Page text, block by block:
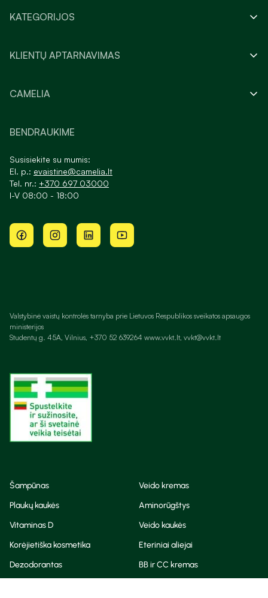
KATEGORIJOS
KLIENTŲ APTARNAVIMAS
CAMELIA
BENDRAUKIME
Susisiekite su mumis:
El. p.: evaistine@camelia.lt
Tel. nr.: +370 697 03000
I-V 08:00 - 18:00
Valstybinė vaistų kontrolės tarnyba prie Lietuvos Respublikos sveikatos apsaugos
ministerijos
Studentų g. 45A, Vilnius, +370 52 639264 www.vvkt.lt, vvkt@vvkt.lt
Šampūnas
Veido kremas
Plaukų kaukės
Aminorūgštys
Vitaminas D
Veido kaukės
Korėjietiška kosmetika
Eteriniai aliejai
Dezodorantas
BB ir CC kremas